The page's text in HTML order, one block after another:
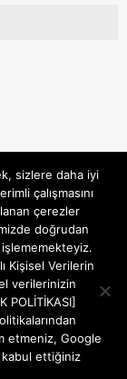
sizlere daha iyi
çalışmasını
çerezler
doğrudan
Kişisel Verilerin
verilerinizin
POLİTİKASI]
etmeniz, Google
kabul ettiğiniz